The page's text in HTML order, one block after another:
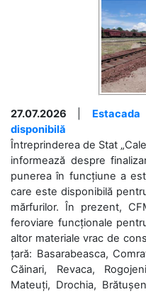
27.07.2026
disponibilă
Întreprinderea de Stat
informează despre
punerea în funcțiune a
care este disponibilă
mărfurilor. În prezent,
feroviare funcționale
altor materiale vrac de
țară: Basarabeasca,
Căinari, Revaca,
Mateuți, Drochia,